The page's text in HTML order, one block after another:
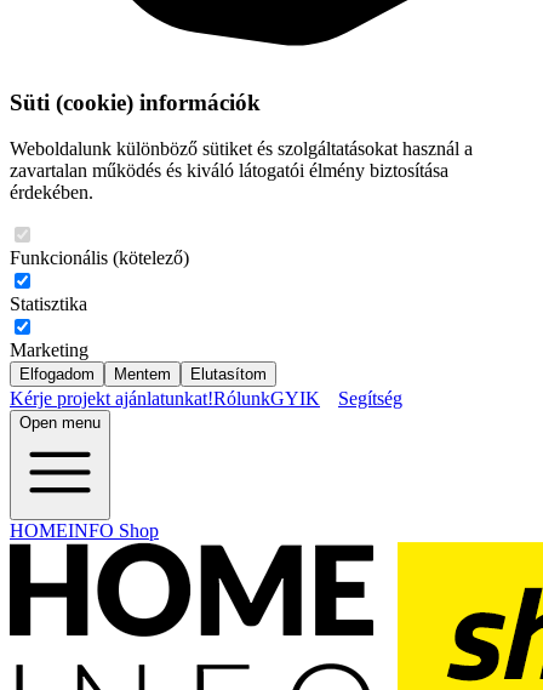
Süti (cookie) információk
Weboldalunk különböző sütiket és szolgáltatásokat használ a
zavartalan működés és kiváló látogatói élmény biztosítása
érdekében.
Funkcionális (kötelező)
Statisztika
Marketing
Elfogadom Mentem Elutasítom
Kérje projekt ajánlatunkat!RólunkGYIK Segítség
Open menu
HOMEINFO Shop